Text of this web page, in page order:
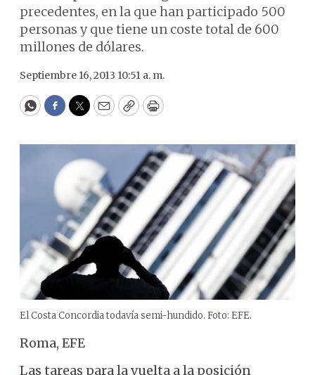
precedentes, en la que han participado 500
personas y que tiene un coste total de 600
millones de dólares.
Septiembre 16, 2013 10:51 a. m.
WhatsApp
Facebook
Twitter
EmailCopyPrint
El Costa Concordia todavía semi-hundido. Foto: EFE.
Roma, EFE
Las tareas para la vuelta a la posición